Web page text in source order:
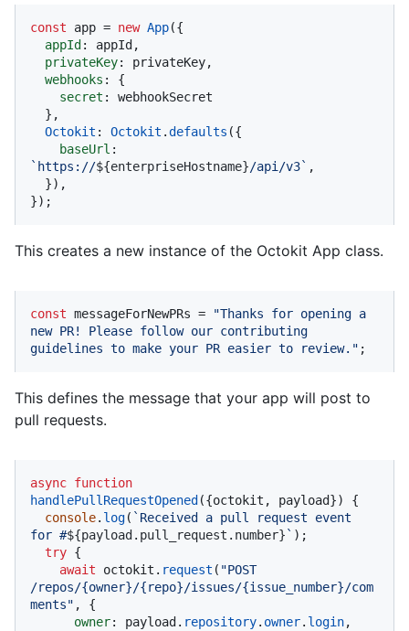
const app = new App({
appId : appId,
privateKey: privateKey,
webhooks : {
secret : webhookSecret
Octokit : Octokit .defaults ({
baseUrl
`https://${enterpriseHostname}/api/v3` ,
});
This creates a new instance of the Octokit App class.
const messageForNewPRs =
"Thanks for opening a
new PR! Please follow our contributing
guidelines to make your PR easier to review." ;
This defines the message that your app will post to
pull requests.
async function
handlePullRequestOpened ({octokit, payload}) {
console. log( `Received a pull request event
for #${payload.pull_request.number} ` );
try {
await octokit. request ( "POST
/repos/{owner}/{repo}/issues/{issue_number}/com
ments" , {
owner: payload. repository. owner. login,